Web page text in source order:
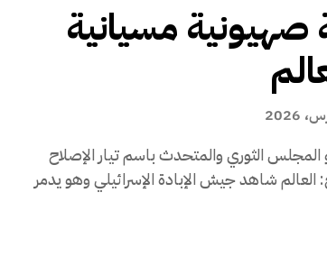
صهيونية مسيانية
الثوري والمتحدث باسم تيار الإصلاح
العالم شاهد جيش الإبادة الإسرائيلي وهو يدمر